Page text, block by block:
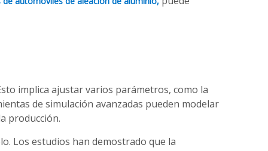
implica ajustar varios parámetros, como la
de simulación avanzadas pueden modelar
producción.
Los estudios han demostrado que la